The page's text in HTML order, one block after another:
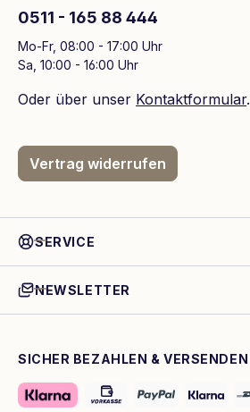
0511 - 165 88 444
Mo-Fr, 08:00 - 17:00 Uhr
Sa, 10:00 - 16:00 Uhr
Oder über unser Kontaktformular.
Vertrag widerrufen
SERVICE
NEWSLETTER
SICHER BEZAHLEN & VERSENDEN